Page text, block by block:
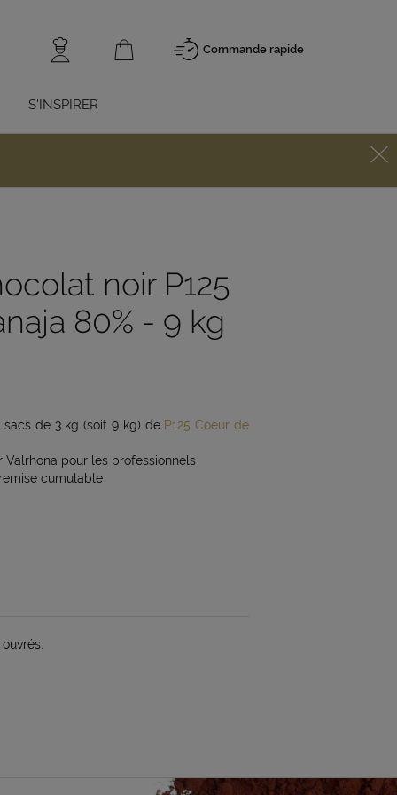
Commande rapide
S'INSPIRER
noir P125
80% - 9 kg
de 3 kg (soit 9 kg) de P125 Coeur de
pour les professionnels
cumulable